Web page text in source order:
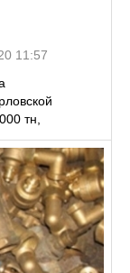
11:57
тн,